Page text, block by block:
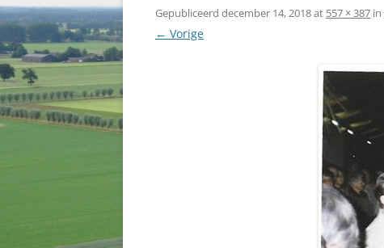
Gepubliceerd december 14, 2018at 557 × 387 in
← Vorige